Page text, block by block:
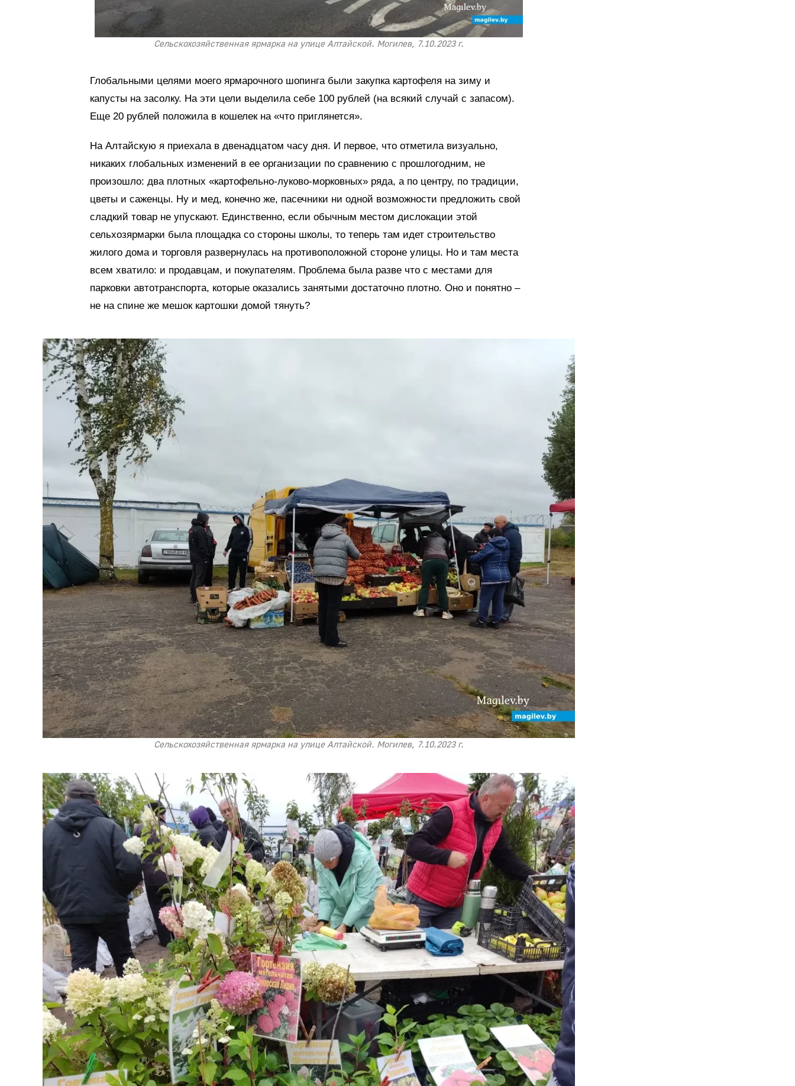
Сельскохозяйственная ярмарка на улице Алтайской. Могилев, 7.10.2023 г.
Глобальными целями моего ярмарочного шопинга были закупка картофеля на зиму и
капусты на засолку. На эти цели выделила себе 100 рублей (на всякий случай с запасом).
Еще 20 рублей положила в кошелек на «что приглянется».
На Алтайскую я приехала в двенадцатом часу дня. И первое, что отметила визуально,
никаких глобальных изменений в ее организации по сравнению с прошлогодним, не
произошло: два плотных «картофельно-луково-морковных» ряда, а по центру, по традиции,
цветы и саженцы. Ну и мед, конечно же, пасечники ни одной возможности предложить свой
сладкий товар не упускают. Единственно, если обычным местом дислокации этой
сельхозярмарки была площадка со стороны школы, то теперь там идет строительство
жилого дома и торговля развернулась на противоположной стороне улицы. Но и там места
всем хватило: и продавцам, и покупателям. Проблема была разве что с местами для
парковки автотранспорта, которые оказались занятыми достаточно плотно. Оно и понятно –
не на спине же мешок картошки домой тянуть?
Сельскохозяйственная ярмарка на улице Алтайской. Могилев, 7.10.2023 г.